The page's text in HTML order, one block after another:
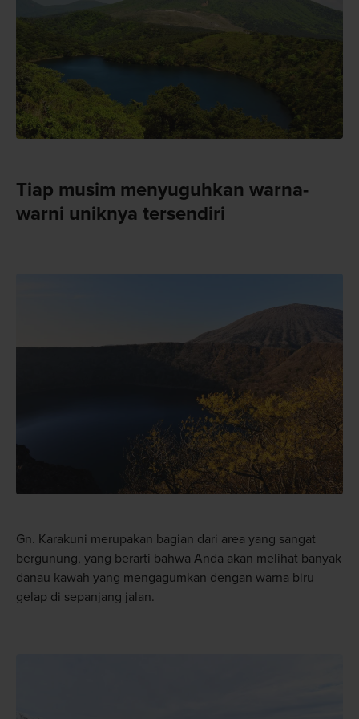
Tiap musim menyuguhkan warna-
warni uniknya tersendiri
Gn. Karakuni merupakan bagian dari area yang sangat
bergunung, yang berarti bahwa Anda akan melihat banyak
danau kawah yang mengagumkan dengan warna biru
gelap di sepanjang jalan.